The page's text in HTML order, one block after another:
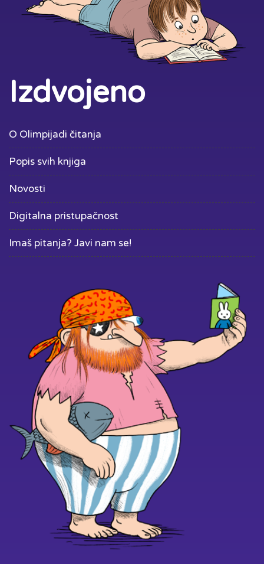
Izdvojeno
O Olimpijadi čitanja
Popis svih knjiga
Novosti
Digitalna pristupačnost
Imaš pitanja? Javi nam se!